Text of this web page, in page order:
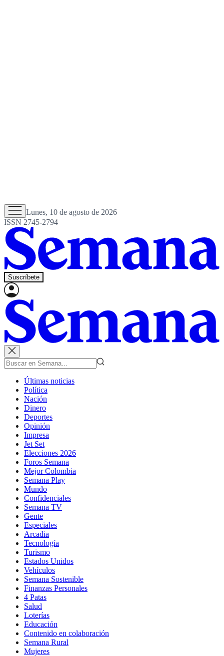
Lunes, 10 de agosto de 2026
ISSN 2745-2794
Suscríbete
Últimas noticias
Política
Nación
Dinero
Deportes
Opinión
Impresa
Jet Set
Elecciones 2026
Foros Semana
Mejor Colombia
Semana Play
Mundo
Confidenciales
Semana TV
Gente
Especiales
Arcadia
Tecnología
Turismo
Estados Unidos
Vehículos
Semana Sostenible
Finanzas Personales
4 Patas
Salud
Loterías
Educación
Contenido en colaboración
Semana Rural
Mujeres